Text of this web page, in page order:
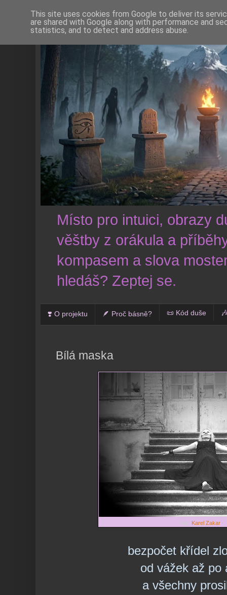
Místo pro intuici, obrazy
věštby z orákula a
kompasem a slova
hledáš? Zeptej se.
❣️ O projektu 🪶 Proč básně? 📜 Kód duše
Bílá maska
foto: Karel Zakar
bezpočet křídel
od vážek až po
a všechny
This site uses cookies from Google to deliver its
are shared with Google along with performance and
statistics, and to detect and address abuse.